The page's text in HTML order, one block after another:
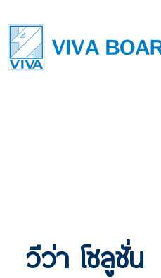
วีว่า โซลูชั่น